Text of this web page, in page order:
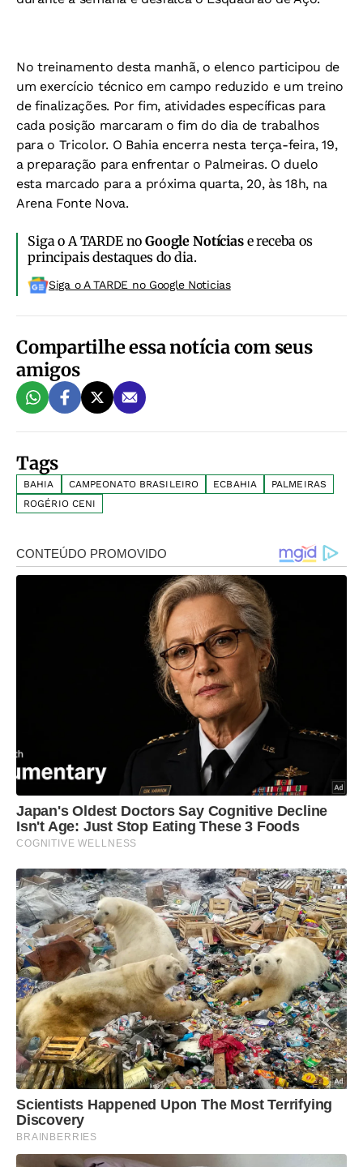
No treinamento desta manhã, o elenco participou de
um exercício técnico em campo reduzido e um treino
de finalizações. Por fim, atividades específicas para
cada posição marcaram o fim do dia de trabalhos
para o Tricolor. O Bahia encerra nesta terça-feira, 19,
a preparação para enfrentar o Palmeiras. O duelo
esta marcado para a próxima quarta, 20, às 18h, na
Arena Fonte Nova.
Siga o A TARDE noGoogle Notíciase receba os
principais destaques do dia.
Siga o A TARDE no Google Noticias
Compartilhe essa notícia com seus
amigos
Tags
BAHIA CAMPEONATO BRASILEIRO ECBAHIA
PALMEIRAS
ROGÉRIO CENI